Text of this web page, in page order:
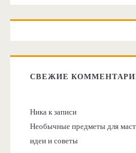
СВЕЖИЕ
Никак записи
Необычные предметы для
идеи и советы